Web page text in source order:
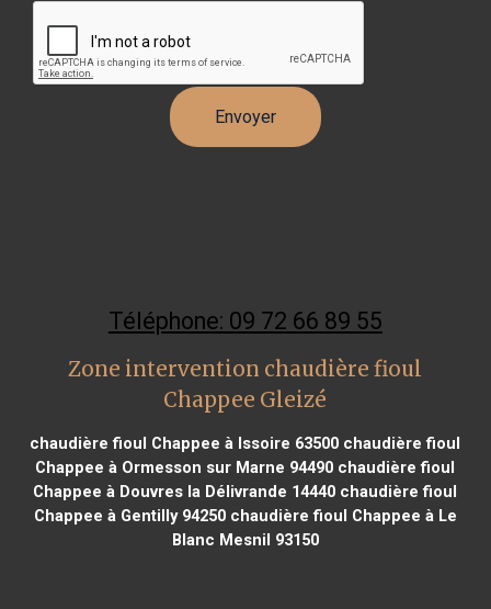
Téléphone: 09 72 66 89 55
Zone intervention chaudière fioul
Chappee Gleizé
chaudière fioul Chappee à Issoire 63500 chaudière fioul
Chappee à Ormesson sur Marne 94490 chaudière fioul
Chappee à Douvres la Délivrande 14440 chaudière fioul
Chappee à Gentilly 94250chaudière fioul Chappee à Le
Blanc Mesnil 93150